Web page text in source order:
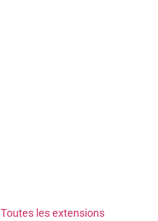
Toutes les extensions